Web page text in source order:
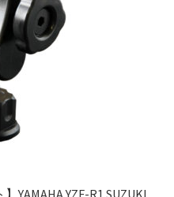
YAMAHA YZF-R1 SUZUKI